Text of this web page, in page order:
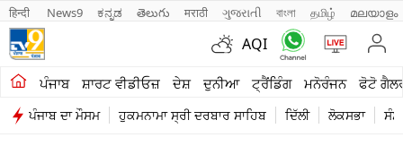
हिन्दी News9 ಕನ್ನಡ తెలుగు मराठी ગુજરાતી বাংলা தமிழ் മലയാളം
AQI
ਪੰਜਾਬ ਸ਼ਾਰਟ ਵੀਡੀਓਜ਼ ਦੇਸ਼ ਦੁਨੀਆ ਟ੍ਰੈਂਡਿੰਗ ਮਨੋਰੰਜਨ ਫੋਟੋ
ਪੰਜਾਬ ਦਾ ਮੌਸਮ ਹੁਕਮਨਾਮਾ ਸ੍ਰੀ ਦਰਬਾਰ ਸਾਹਿਬ ਦਿੱਲੀ ਲੋਕਸਭਾ
ਖੇਤੀਬਾੜੀ
ਸ਼ਾਰਟ ਵੀਡੀਓਜ਼